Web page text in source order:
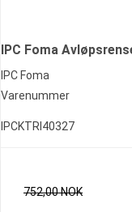
IPC Foma
IPC Foma
Varenummer
IPCKTRI40327
752,00 NOK